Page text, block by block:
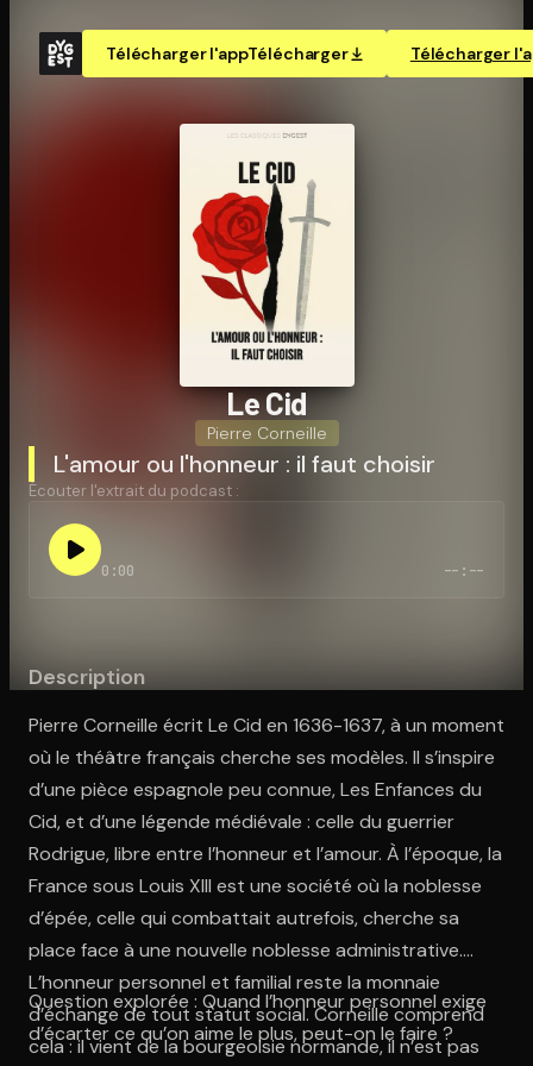
Télécharger l'appTélécharger Télécharger
Le Cid
Pierre Corneille
L'amour ou l'honneur : il faut choisir
Écouter l'extrait du podcast :
0:00 --:--
Description
Pierre Corneille écrit Le Cid en 1636-1637, à un moment
où le théâtre français cherche ses modèles. Il s’inspire
d’une pièce espagnole peu connue, Les Enfances du
Cid, et d’une légende médiévale : celle du guerrier
Rodrigue, libre entre l’honneur et l’amour. À l’époque, la
France sous Louis XIII est une société où la noblesse
d’épée, celle qui combattait autrefois, cherche sa
place face à une nouvelle noblesse administrative.
L’honneur personnel et familial reste la monnaie
d’échange de tout statut social. Corneille comprend
cela : il vient de la bourgeoisie normande, il n’est pas
Question explorée : Quand l’honneur personnel exige
d’écarter ce qu’on aime le plus, peut-on le faire ?